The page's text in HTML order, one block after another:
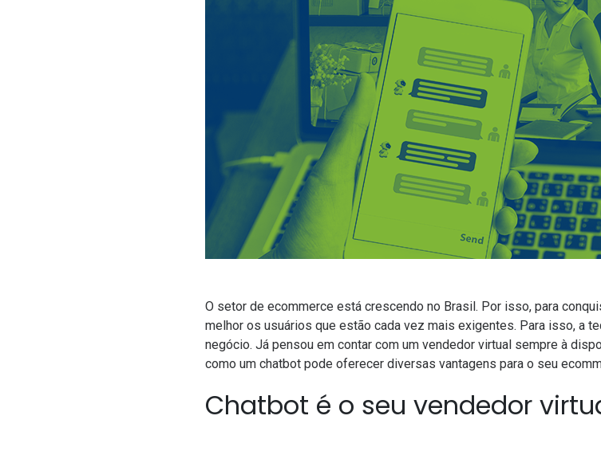
O setor de ecommerce está crescendo no Brasil. Por isso, para
melhor os usuários que estão cada vez mais exigentes. Para isso, a
negócio. Já pensou em contar com um vendedor virtual sempre à
como um chatbot pode oferecer diversas vantagens para o seu
Chatbot é o seu vendedor